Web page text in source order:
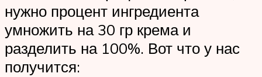
нужно процент ингредиента
умножить на 30 гр крема и
разделить на 100%. Вот что у нас
получится: